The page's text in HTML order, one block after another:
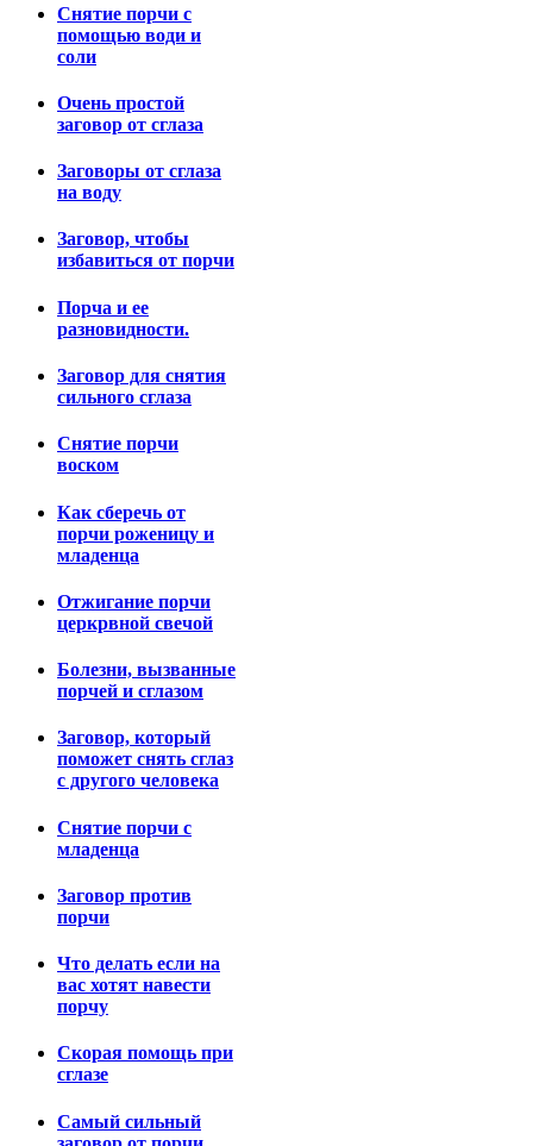
Снятие порчи с
помощью води и
соли
Очень простой
заговор от сглаза
Заговоры от сглаза
на воду
Заговор, чтобы
избавиться от порчи
Порча и ее
разновидности.
Заговор для снятия
сильного сглаза
Снятие порчи
воском
Как сберечь от
порчи роженицу и
младенца
Отжигание порчи
церкрвной свечой
Болезни, вызванные
порчей и сглазом
Заговор, который
поможет снять сглаз
с другого человека
Снятие порчи с
младенца
Заговор против
порчи
Что делать если на
вас хотят навести
порчу
Скорая помощь при
сглазе
Самый сильный